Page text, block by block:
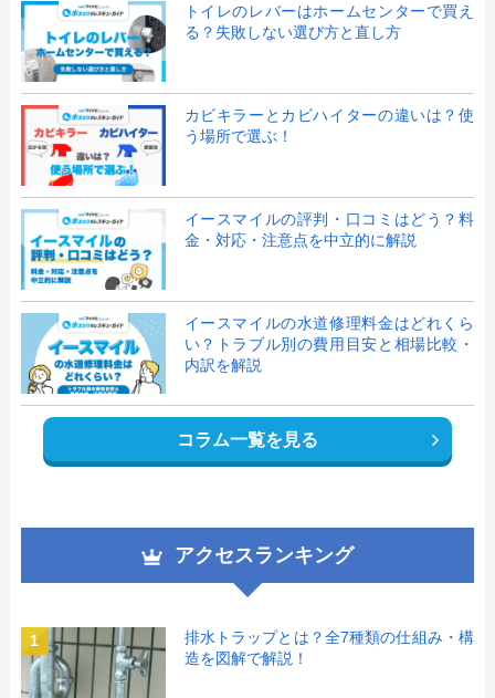
トイレのレバーはホームセンターで買え
る？失敗しない選び方と直し方
カビキラーとカビハイターの違いは？使
う場所で選ぶ！
イースマイルの評判・口コミはどう？料
金・対応・注意点を中立的に解説
イースマイルの水道修理料金はどれくら
い？トラブル別の費用目安と相場比較・
内訳を解説
コラム一覧を見る
アクセスランキング
1
排水トラップとは？全7種類の仕組み・構
造を図解で解説！